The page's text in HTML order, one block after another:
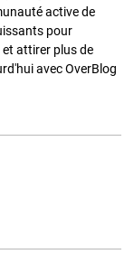
active de
pour
attirer plus de
avec OverBlog